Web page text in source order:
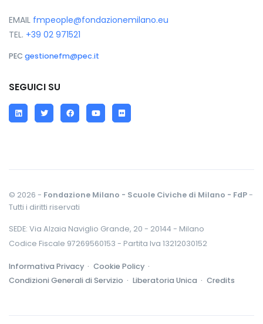
EMAIL fmpeople@fondazionemilano.eu
TEL. +39 02 971521
PEC gestionefm@pec.it
SEGUICI SU
LinkedInTwitterFacebookYouTube
Flickr
© 2026 - Fondazione Milano - Scuole Civiche di Milano - FdP-
Tutti i diritti riservati
SEDE: Via Alzaia Naviglio Grande, 20 - 20144 - Milano
Codice Fiscale 97269560153 - Partita Iva 13212030152
Informativa Privacy · Cookie Policy ·
Condizioni Generali di Servizio · Liberatoria Unica · Credits